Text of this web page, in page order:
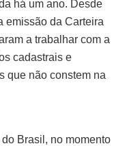
há um ano. Desde
emissão da Carteira
a trabalhar com a
cadastrais e
que não constem na
Brasil, no momento